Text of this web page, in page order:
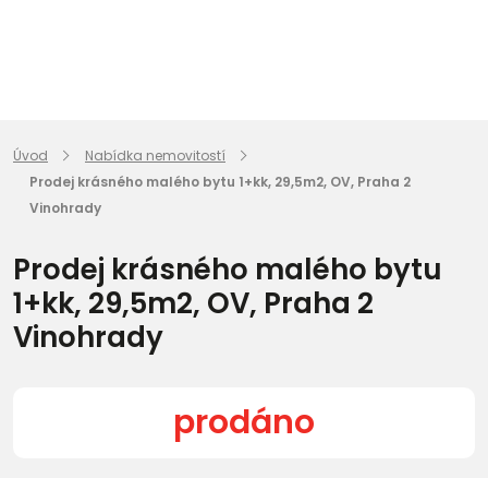
Úvod
Nabídka nemovitostí
Prodej krásného malého bytu 1+kk, 29,5m2, OV, Praha 2
Vinohrady
Prodej krásného malého bytu
1+kk, 29,5m2, OV, Praha 2
Vinohrady
prodáno